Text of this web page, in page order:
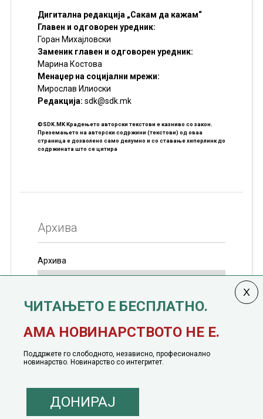
Дигитална редакција „Сакам да кажам“
Главен и одговорен уредник:
Горан Михајловски
Заменик главен и одговорен уредник:
Марина Костова
Менаџер на социјални мрежи:
Мирослав Илиоски
Редакцијa: sdk@sdk.mk
©SDK.MK Крадењето авторски текстови е казниво со закон.
Преземањето на авторски содржини (текстови) од оваа
страница е дозволено само делумно и со ставање хиперлинк до
содржината што се цитира
Архива
Архива
јануари, 1991 година
ЧИТАЊЕТО Е БЕСПЛАТНО.
АМА НОВИНАРСТВОТО НЕ Е.
Поддржете го слободното, независно, професионално
новинарство. Новинарство со интегритет.
ДОНИРАЈ